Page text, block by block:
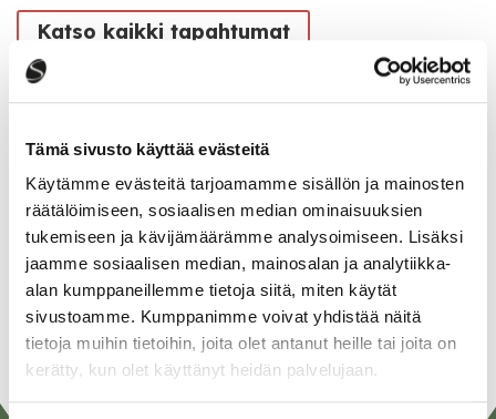
Tämä sivusto käyttää evästeitä
Käytämme evästeitä tarjoamamme sisällön ja mainosten
räätälöimiseen, sosiaalisen median ominaisuuksien
tukemiseen ja kävijämäärämme analysoimiseen. Lisäksi
jaamme sosiaalisen median, mainosalan ja analytiikka-
alan kumppaneillemme tietoja siitä, miten käytät
sivustoamme. Kumppanimme voivat yhdistää näitä
tietoja muihin tietoihin, joita olet antanut heille tai joita on
kerätty, kun olet käyttänyt heidän palvelujaan.
Katso kaikki tapahtumat
Twitter
Linkedin
URL